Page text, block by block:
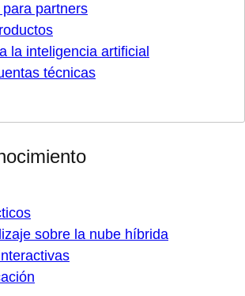
partners
la inteligencia artificial
técnicas
sobre la nube híbrida